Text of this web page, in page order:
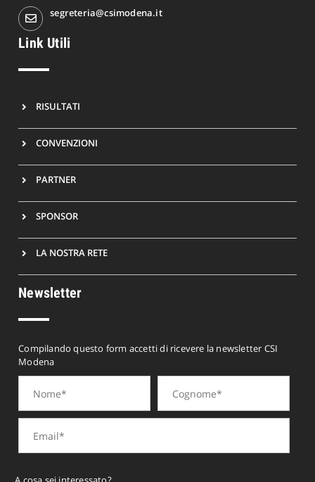
segreteria@csimodena.it
Link Utili
RISULTATI
CONVENZIONI
PARTNER
SPONSOR
LA NOSTRA RETE
Newsletter
Compilando questo form accetti di ricevere la newsletter CSI
Modena